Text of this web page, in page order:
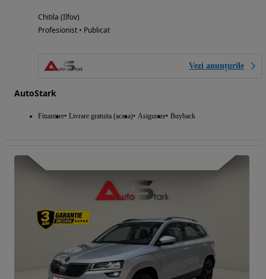
Chitila (Ilfov)
Profesionist • Publicat
Vezi anunțurile
AutoStark
Finantare Livrare gratuita (acasa) Asigurare Buyback